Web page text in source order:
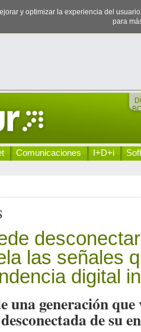
y optimizar la experiencia del
para
Comunicaciones I+D+i
las señales
digital
una generación que
de su